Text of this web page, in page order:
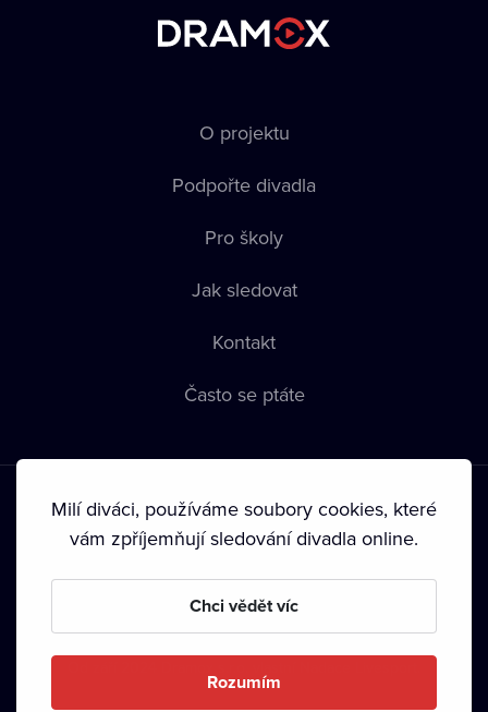
O projektu
Podpořte divadla
Pro školy
Jak sledovat
Kontakt
Často se ptáte
Podmínky používání • Ochrana soukromí • Zásady používání
• Autorská práva•
Milí diváci, používáme soubory cookies, které
vám zpříjemňují sledování divadla online.
Chci vědět víc
Rozumím